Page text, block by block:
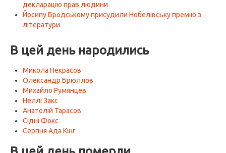
декларацію прав людини
Йосипу Бродському присудили Нобелівську премію з
літератури
В цей день народились
Микола Некрасов
Олександр Брюллов
Михайло Румянцев
Неллі Закс
Анатолій Тарасов
Сідні Фокс
Серпня Ада Кінг